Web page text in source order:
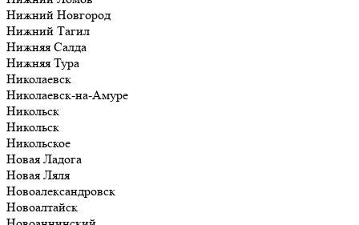
Нижний Новгород
Нижний Тагил
Нижняя Салда
Нижняя Тура
Николаевск
Николаевск-на-Амуре
Никольск
Никольск
Никольское
Новая Ладога
Новая Ляля
Новоалександровск
Новоалтайск